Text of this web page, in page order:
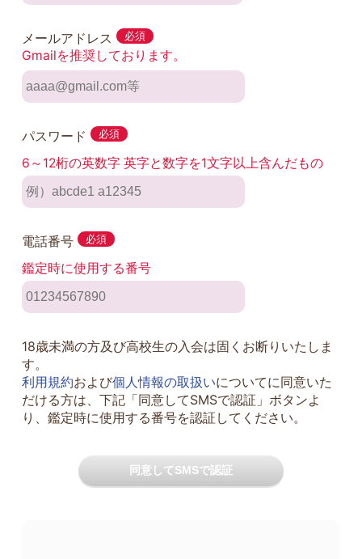
メールアドレス 必須
Gmailを推奨しております。
パスワード 必須
6～12桁の英数字 英字と数字を1文字以上含んだもの
電話番号 必須
鑑定時に使用する番号
18歳未満の方及び高校生の入会は固くお断りいたしま
す。
利用規約および個人情報の取扱いについてに同意いた
だける方は、下記「同意してSMSで認証」ボタンよ
り、鑑定時に使用する番号を認証してください。
同意してSMSで認証